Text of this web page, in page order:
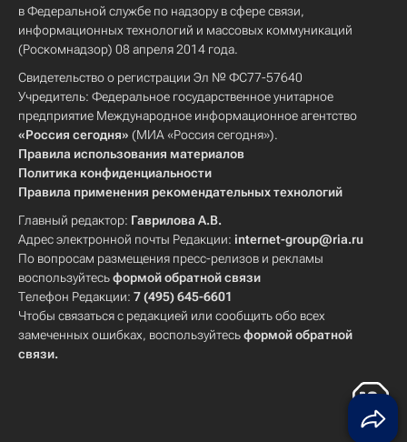
в Федеральной службе по надзору в сфере связи,
информационных технологий и массовых коммуникаций
(Роскомнадзор) 08 апреля 2014 года.
Свидетельство о регистрации Эл № ФС77-57640
Учредитель: Федеральное государственное унитарное
предприятие Международное информационное агентство
«Россия сегодня» (МИА «Россия сегодня»).
Правила использования материалов
Политика конфиденциальности
Правила применения рекомендательных технологий
Главный редактор: Гаврилова А.В.
Адрес электронной почты Редакции: internet-group@ria.ru
По вопросам размещения пресс-релизов и рекламы
воспользуйтесьформой обратной связи
Телефон Редакции: 7 (495) 645-6601
Чтобы связаться с редакцией или сообщить обо всех
замеченных ошибках, воспользуйтесьформой обратной
связи.